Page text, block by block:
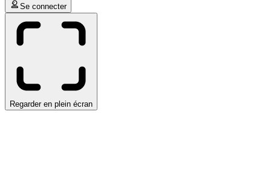
Se connecter
Regarder en plein écran